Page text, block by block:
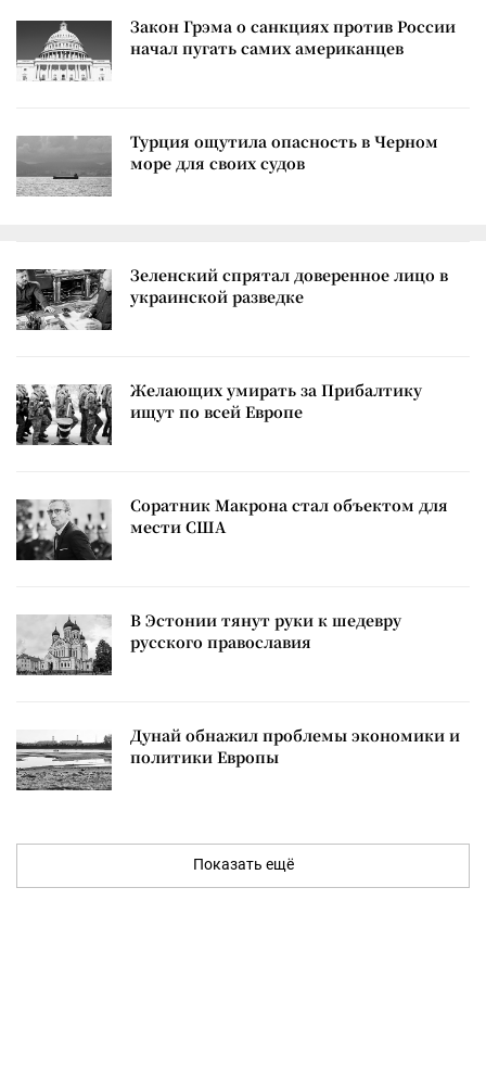
Закон Грэма о санкциях против России
начал пугать самих американцев
Турция ощутила опасность в Черном
море для своих судов
Зеленский спрятал доверенное лицо в
украинской разведке
Желающих умирать за Прибалтику
ищут по всей Европе
Соратник Макрона стал объектом для
мести США
В Эстонии тянут руки к шедевру
русского православия
Дунай обнажил проблемы экономики и
политики Европы
Показать ещё